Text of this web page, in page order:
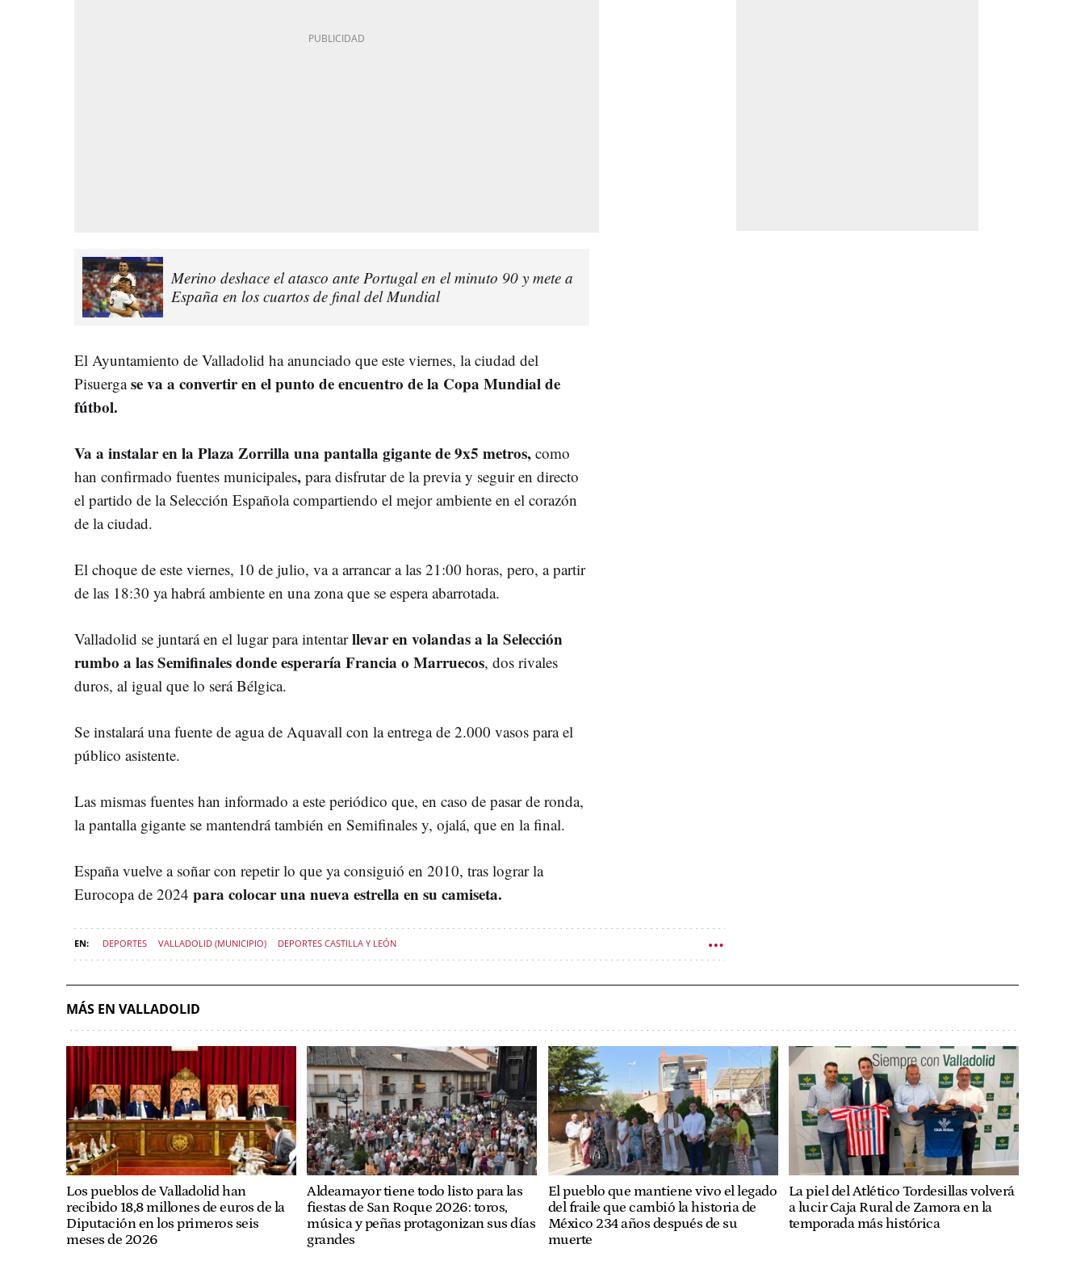
Merino deshace el atasco ante Portugal en el minuto 90 y mete a
España en los cuartos de final del Mundial
El Ayuntamiento de Valladolid ha anunciado que este viernes, la ciudad del
Pisuergase va a convertir en el punto de encuentro de la Copa Mundial de
fútbol.
Va a instalar en la Plaza Zorrilla una pantalla gigante de 9x5 metros, como
han confirmado fuentes municipales, para disfrutar de la previa y seguir en directo
el partido de la Selección Española compartiendo el mejor ambiente en el corazón
de la ciudad.
El choque de este viernes, 10 de julio, va a arrancar a las 21:00 horas, pero, a partir
de las 18:30 ya habrá ambiente en una zona que se espera abarrotada.
Valladolid se juntará en el lugar para intentarllevar en volandas a la Selección
rumbo a las Semifinales donde esperaría Francia o Marruecos, dos rivales
duros, al igual que lo será Bélgica.
Se instalará una fuente de agua de Aquavall con la entrega de 2.000 vasos para el
público asistente.
Las mismas fuentes han informado a este periódico que, en caso de pasar de ronda,
la pantalla gigante se mantendrá también en Semifinales y, ojalá, que en la final.
España vuelve a soñar con repetir lo que ya consiguió en 2010, tras lograr la
Eurocopa de 2024 para colocar una nueva estrella en su camiseta.
DEPORTES VALLADOLID (MUNICIPIO) DEPORTES CASTILLA Y LEÓN
MÁS EN VALLADOLID
Los pueblos de Valladolid han
recibido 18,8 millones de euros de la
Diputación en los primeros seis
meses de 2026
Aldeamayor tiene todo listo para las
fiestas de San Roque 2026: toros,
música y peñas protagonizan sus días
grandes
El pueblo que mantiene vivo el legado
del fraile que cambió la historia de
México 234 años después de su
muerte
La piel del Atlético Tordesillas volverá
a lucir Caja Rural de Zamora en la
temporada más histórica